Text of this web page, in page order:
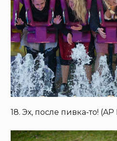
18. Эх, после пивка-то!